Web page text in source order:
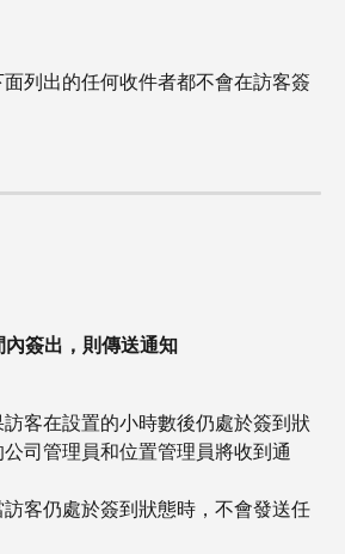
列出的任何收件者都不會在訪客簽
簽出，則傳送通知
客在設置的小時數後仍處於簽到狀
司管理員和位置管理員將收到通
客仍處於簽到狀態時，不會發送任